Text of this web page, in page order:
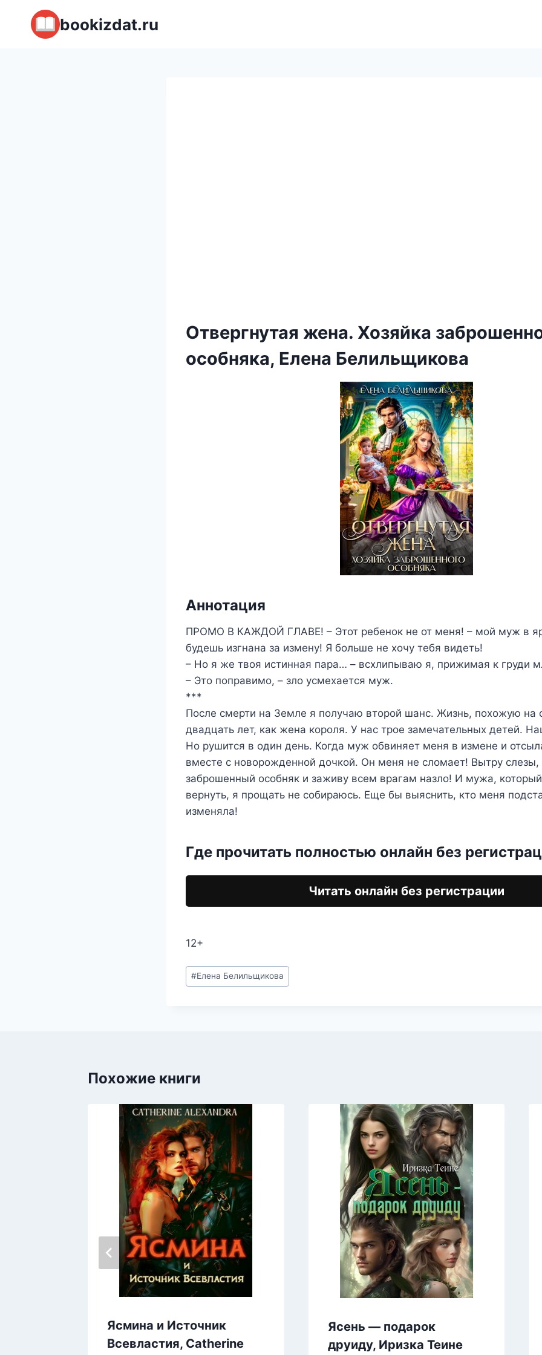
Перейти
содержимому
bookizdat.ru
Отвергнутая жена. Хозяйка
особняка, Елена Белильщикова
Аннотация
ПРОМО В КАЖДОЙ ГЛАВЕ! – Этот ребенок не от меня! – мой муж в
будешь изгнана за измену! Я больше не хочу тебя видеть!
– Но я же твоя истинная пара… – всхлипываю я, прижимая к груди
– Это поправимо, – зло усмехается муж.
***
После смерти на Земле я получаю второй шанс. Жизнь, похожую на
двадцать лет, как жена короля. У нас трое замечательных детей.
Но рушится в один день. Когда муж обвиняет меня в измене и
вместе с новорожденной дочкой. Он меня не сломает! Вытру слезы,
заброшенный особняк и заживу всем врагам назло! И мужа,
вернуть, я прощать не собираюсь. Еще бы выяснить, кто меня
изменяла!
Где прочитать полностью онлайн без
Читать онлайн без регистрации
12+
Метки
записи:
#Елена Белильщикова
Похожие книги
Ясмина и Источник
Всевластия, Catherine
Ясень — подарок
друиду, Иризка Теине